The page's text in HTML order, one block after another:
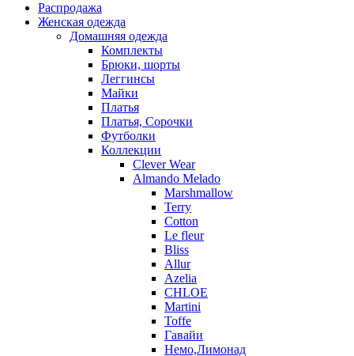
Распродажа
Женская одежда
Домашняя одежда
Комплекты
Брюки, шорты
Леггинсы
Майки
Платья
Платья, Сорочки
Футболки
Коллекции
Clever Wear
Almando Melado
Marshmallow
Terry
Cotton
Le fleur
Bliss
Allur
Azelia
CHLOE
Martini
Toffe
Гавайи
Немо,Лимонад